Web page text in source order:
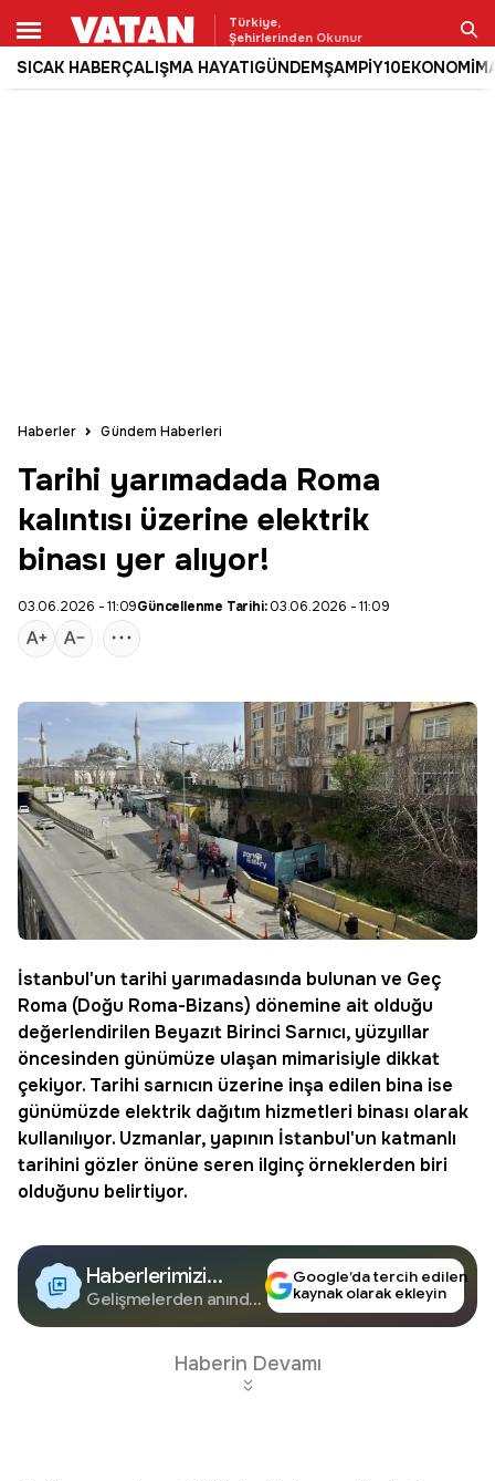
Türkiye,
Şehirlerinden Okunur
SICAK HABERÇALIŞMA HAYATIGÜNDEMŞAMPİY10EKONOMİ
Ara
Haberler Gündem Haberleri
Tarihi yarımadada Roma
kalıntısı üzerine elektrik
binası yer alıyor!
03.06.2026 - 11:09Güncellenme Tarihi:03.06.2026 - 11:09
İstanbul'un tarihi yarımadasında bulunan ve Geç
Roma (Doğu Roma-Bizans) dönemine ait olduğu
değerlendirilen Beyazıt Birinci Sarnıcı, yüzyıllar
öncesinden günümüze ulaşan mimarisiyle dikkat
çekiyor. Tarihi sarnıcın üzerine inşa edilen bina ise
günümüzde elektrik dağıtım hizmetleri binası olarak
kullanılıyor. Uzmanlar, yapının İstanbul'un katmanlı
tarihini gözler önüne seren ilginç örneklerden biri
olduğunu belirtiyor.
Haberlerimizi
Google'da Takip
Edin
Gelişmelerden anında
Google’da tercih edilen
kaynak olarak ekleyin
Haberin Devamı